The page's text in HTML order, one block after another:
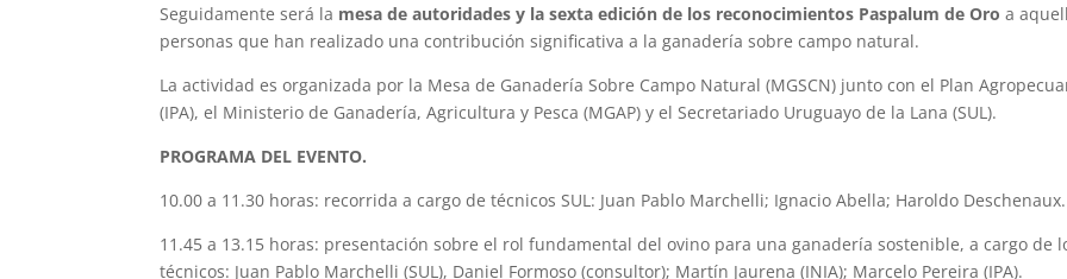
Seguidamente será la mesa de autoridades y la sexta edición de los reconocimientos Paspalum de Oro a
personas que han realizado una contribución significativa a la ganadería sobre campo natural.
La actividad es organizada por la Mesa de Ganadería Sobre Campo Natural (MGSCN) junto con el Plan
(IPA), el Ministerio de Ganadería, Agricultura y Pesca (MGAP) y el Secretariado Uruguayo de la Lana (SUL).
PROGRAMA DEL EVENTO.
10.00 a 11.30 horas: recorrida a cargo de técnicos SUL: Juan Pablo Marchelli; Ignacio Abella; Haroldo Deschenaux.
11.45 a 13.15 horas: presentación sobre el rol fundamental del ovino para una ganadería sostenible, a cargo de
técnicos: Juan Pablo Marchelli (SUL), Daniel Formoso (consultor); Martín Jaurena (INIA); Marcelo Pereira (IPA).